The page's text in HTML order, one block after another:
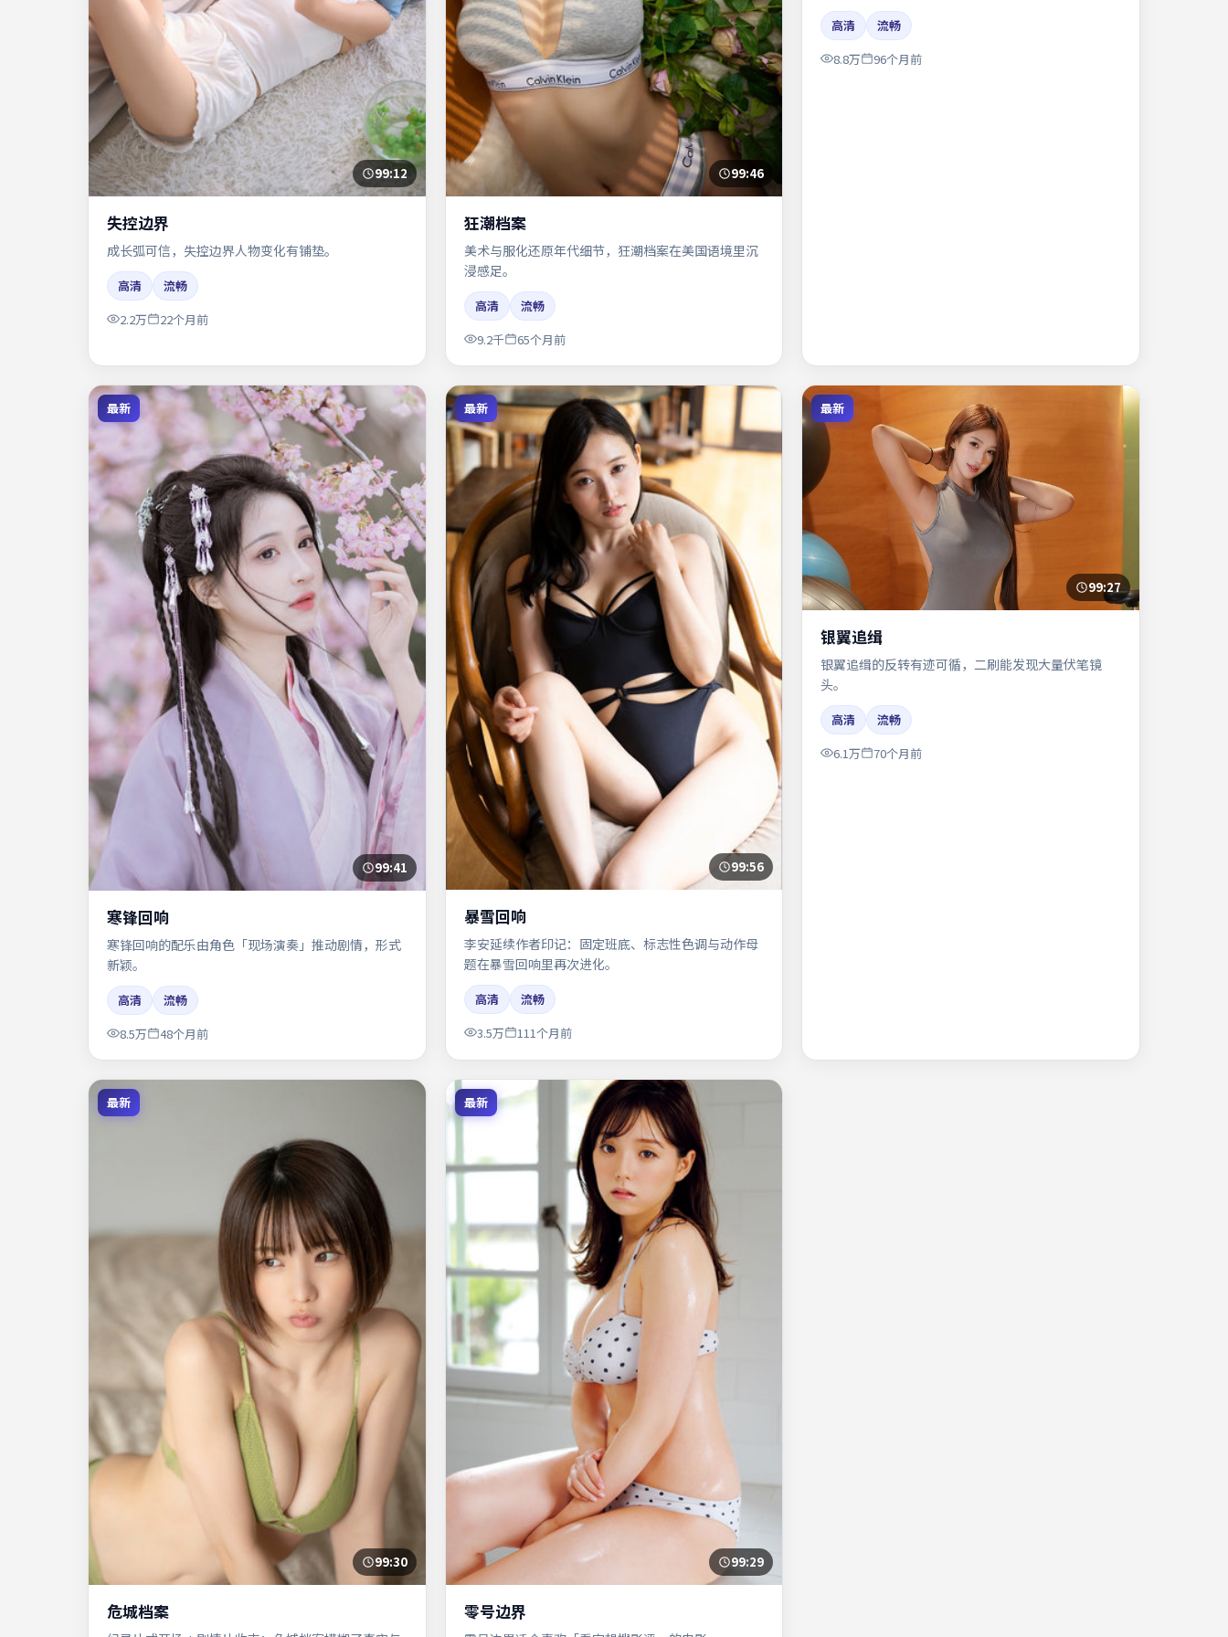
99:12
失控边界
成长弧可信，失控边界人物变化有铺垫。
高清
流畅
2.2万
22个月前
99:46
狂潮档案
美术与服化还原年代细节，狂潮档案在美国语境里沉
浸感足。
高清
流畅
9.2千
65个月前
高清
流畅
8.8万
96个月前
最新
99:41
寒锋回响
寒锋回响的配乐由角色「现场演奏」推动剧情，形式
新颖。
高清
流畅
8.5万
48个月前
最新
99:56
暴雪回响
李安延续作者印记：固定班底、标志性色调与动作母
题在暴雪回响里再次进化。
高清
流畅
3.5万
111个月前
最新
99:27
银翼追缉
银翼追缉的反转有迹可循，二刷能发现大量伏笔镜
头。
高清
流畅
6.1万
70个月前
最新
99:30
危城档案
最新
99:29
零号边界